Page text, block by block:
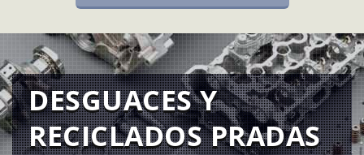
DESGUACES Y
RECICLADOS PRADAS